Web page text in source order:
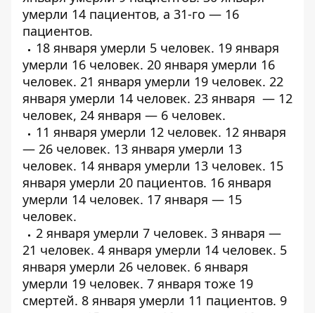
умерли 14 пациентов, а 31-го — 16
пациентов.
18 января умерли 5 человек. 19 января
умерли 16 человек. 20 января умерли 16
человек. 21 января умерли 19 человек. 22
января умерли 14 человек. 23 января — 12
человек, 24 января — 6 человек.
11 января умерли 12 человек. 12 января
— 26 человек. 13 января умерли 13
человек. 14 января умерли 13 человек. 15
января умерли 20 пациентов. 16 января
умерли 14 человек. 17 января — 15
человек.
2 января умерли 7 человек. 3 января —
21 человек. 4 января умерли 14 человек. 5
января умерли 26 человек. 6 января
умерли 19 человек. 7 января тоже 19
смертей. 8 января умерли 11 пациентов. 9